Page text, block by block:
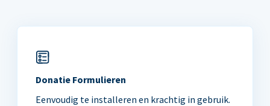
Donatie Formulieren
Eenvoudig te installeren en krachtig in gebruik.